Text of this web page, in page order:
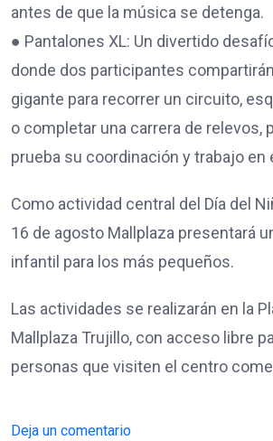
antes de que la música se detenga.
● Pantalones XL: Un divertido
donde dos participantes
gigante para recorrer un circuito,
o completar una carrera de relevos,
prueba su coordinación y trabajo en
Como actividad central del Día del
16 de agosto Mallplaza presentará
infantil para los más pequeños.
Las actividades se realizarán en la
Mallplaza Trujillo, con acceso libre
personas que visiten el centro
Deja un comentario